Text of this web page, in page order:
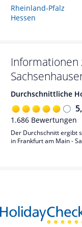
Rheinland-Pfalz
Hessen
Informationen
Durchschnittliche
1.686 Bewertungen
Der Durchschnitt ergibt
in Frankfurt am Main -